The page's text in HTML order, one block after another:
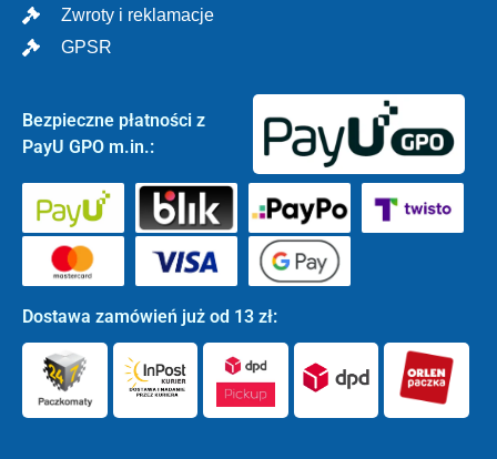
Zwroty i reklamacje
GPSR
Bezpieczne płatności z
PayU GPO m.in.:
Dostawa zamówień już od 13 zł: